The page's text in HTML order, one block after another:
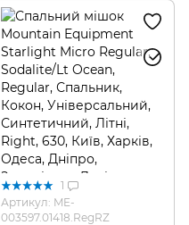
1
Артикул: ME-
003597.01418.RegRZ